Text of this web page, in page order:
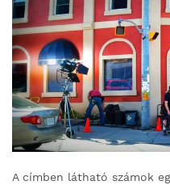
A címben látható számok